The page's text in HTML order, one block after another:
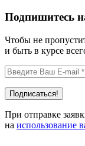
Подпишитесь
Чтобы не
и быть в курсе
При отправке
на использование